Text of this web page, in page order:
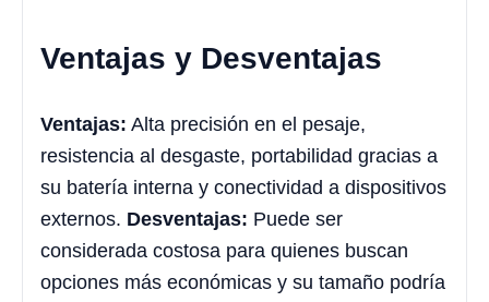
Ventajas y Desventajas
Ventajas: Alta precisión en el pesaje,
resistencia al desgaste, portabilidad gracias a
su batería interna y conectividad a dispositivos
externos. Desventajas: Puede ser
considerada costosa para quienes buscan
opciones más económicas y su tamaño podría